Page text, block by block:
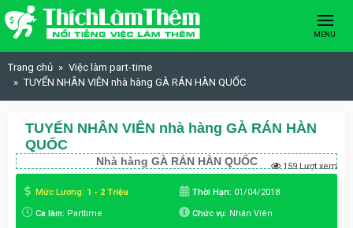
Skip to content
MENU
Trang chủ
Việc làm part-time
TUYỂN NHÂN VIÊN nhà hàng GÀ RÁN HÀN QUỐC
TUYỂN NHÂN VIÊN nhà hàng GÀ RÁN HÀN
QUỐC
Nhà hàng GÀ RÁN HÀN QUỐC 159 Lượt xem
Mức Lương: 1 - 2 Triệu Thời Hạn: 01/04/2018
Ca làm: Parttime Chức vụ: Nhân Viên